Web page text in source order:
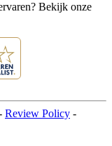
Bekijk onze
Review Policy -